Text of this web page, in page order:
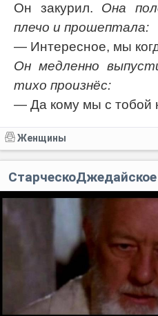
Он закурил. Она
плечо и прошептала:
— Интересное, мы
Он медленно
тихо произнёс:
— Да кому мы с тобой
Женщины
СтарческоДжедайское